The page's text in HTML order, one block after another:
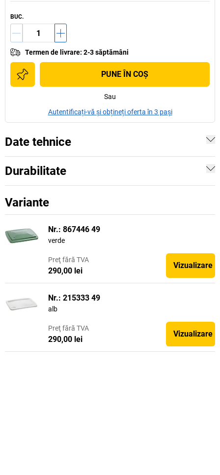
BUC.
Termen de livrare: 2-3 săptămâni
PUNE ÎN COŞ
Sau
Autentificați-vă și obțineți oferta în 3 pași
Date tehnice
Durabilitate
Variante
Nr.: 867446 49
verde
Preţ fără TVA
290,00 lei
Vizualizare
Nr.: 215333 49
alb
Preţ fără TVA
290,00 lei
Vizualizare